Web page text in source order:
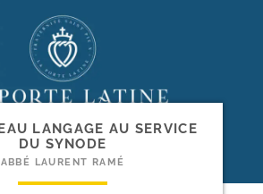
LANGAGE AU SERVICE
DU SYNODE
ABBÉ LAURENT RAMÉ